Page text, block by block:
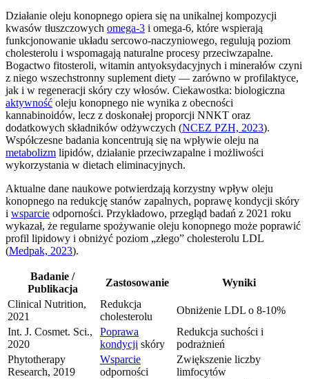
Działanie oleju konopnego opiera się na unikalnej kompozycji
kwasów tłuszczowych omega-3 i omega-6, które wspierają
funkcjonowanie układu sercowo-naczyniowego, regulują poziom
cholesterolu i wspomagają naturalne procesy przeciwzapalne.
Bogactwo fitosteroli, witamin antyoksydacyjnych i minerałów czyni
z niego wszechstronny suplement diety — zarówno w profilaktyce,
jak i w regeneracji skóry czy włosów. Ciekawostka: biologiczna
aktywność oleju konopnego nie wynika z obecności
kannabinoidów, lecz z doskonałej proporcji NNKT oraz
dodatkowych składników odżywczych (NCEZ PZH, 2023).
Współczesne badania koncentrują się na wpływie oleju na
metabolizm lipidów, działanie przeciwzapalne i możliwości
wykorzystania w dietach eliminacyjnych.
Aktualne dane naukowe potwierdzają korzystny wpływ oleju
konopnego na redukcję stanów zapalnych, poprawę kondycji skóry
i wsparcie odporności. Przykładowo, przegląd badań z 2021 roku
wykazał, że regularne spożywanie oleju konopnego może poprawić
profil lipidowy i obniżyć poziom „złego” cholesterolu LDL
(Medpak, 2023).
Badanie /
Publikacja
Zastosowanie
Wyniki
Clinical Nutrition,
2021
Redukcja
cholesterolu
Obniżenie LDL o 8-10%
Int. J. Cosmet. Sci.,
2020
Poprawa
kondycji skóry
Redukcja suchości i
podrażnień
Phytotherapy
Research, 2019
Wsparcie
odporności
Zwiększenie liczby
limfocytów